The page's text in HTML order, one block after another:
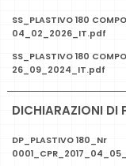
SS_PLASTIVO 180
04_02_2026_IT.pdf
SS_PLASTIVO 180
26_09_2024_IT.pdf
DICHIARAZIONI DI
DP_PLASTIVO 180_Nr